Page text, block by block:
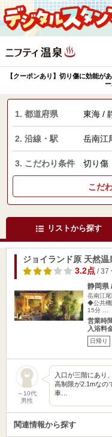
【クーポンあり】切り傷に効能が
1. 都道府県 東海 /
2. 沿線・駅 岳南江
3. こだわり条件 切り傷
こだ
リストから探す
ジョイランド原 天然温
3.2点/ 37
静岡県
岳南江
◆公共機
15分 …
営業時
入浴料
日帰り
～10代
男性
入口が三階にあり
高制限が2.1mなの
車…
関連情報から探す